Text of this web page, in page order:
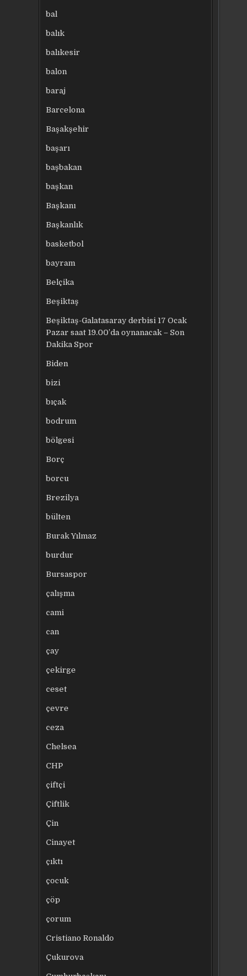
bal
balık
balıkesir
balon
baraj
Barcelona
Başakşehir
başarı
başbakan
başkan
Başkanı
Başkanlık
basketbol
bayram
Belçika
Beşiktaş
Beşiktaş-Galatasaray derbisi 17 Ocak
Pazar saat 19.00’da oynanacak – Son
Dakika Spor
Biden
bizi
bıçak
bodrum
bölgesi
Borç
borcu
Brezilya
bülten
Burak Yılmaz
burdur
Bursaspor
çalışma
cami
can
çay
çekirge
ceset
çevre
ceza
Chelsea
CHP
çiftçi
Çiftlik
Çin
Cinayet
çıktı
çocuk
çöp
çorum
Cristiano Ronaldo
Çukurova